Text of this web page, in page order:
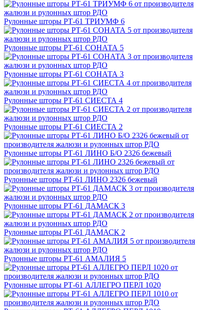
Рулонные шторы РТ-61 ТРИУМФ 6
Рулонные шторы РТ-61 СОНАТА 5
Рулонные шторы РТ-61 СОНАТА 3
Рулонные шторы РТ-61 СИЕСТА 4
Рулонные шторы РТ-61 СИЕСТА 2
Рулонные шторы РТ-61 ЛИНО Б/О 2326 бежевый
Рулонные шторы РТ-61 ЛИНО 2326 бежевый
Рулонные шторы РТ-61 ДАМАСК 3
Рулонные шторы РТ-61 ДАМАСК 2
Рулонные шторы РТ-61 АМАЛИЯ 5
Рулонные шторы РТ-61 АЛЛЕГРО ПЕРЛ 1020